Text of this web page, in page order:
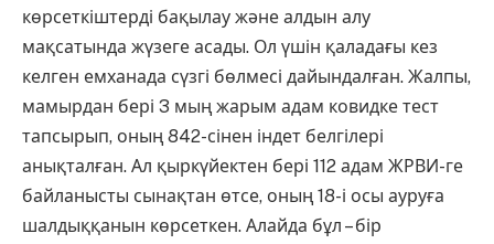
көрсеткіштерді бақылау және алдын алу
мақсатында жүзеге асады. Ол үшін қаладағы кез
келген емханада сүзгі бөлмесі дайындалған. Жалпы,
мамырдан бері 3 мың жарым адам ковидке тест
тапсырып, оның 842-сінен індет белгілері
анықталған. Ал қыркүйектен бері 112 адам ЖРВИ-ге
байланысты сынақтан өтсе, оның 18-і осы ауруға
шалдыққанын көрсеткен. Алайда бұл – бір